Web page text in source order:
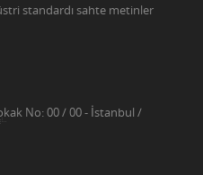
standardı sahte metinler
No: 00 / 00 - İstanbul /